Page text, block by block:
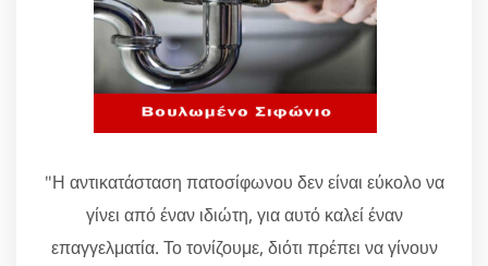
"Η αντικατάσταση πατοσίφωνου δεν είναι εύκολο να
γίνει από έναν ιδιώτη, για αυτό καλεί έναν
επαγγελματία. Το τονίζουμε, διότι πρέπει να γίνουν